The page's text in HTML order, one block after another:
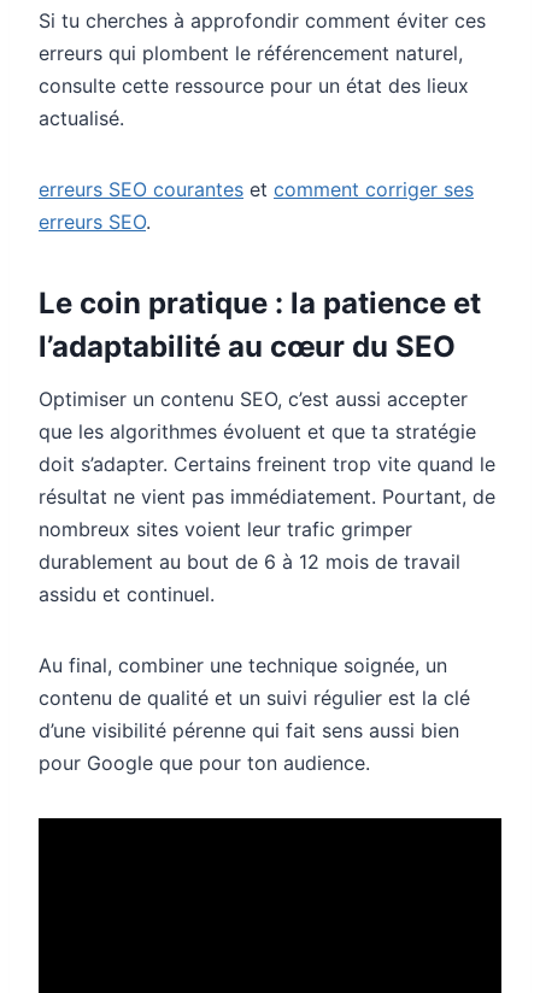
Si tu cherches à approfondir comment éviter ces
erreurs qui plombent le référencement naturel,
consulte cette ressource pour un état des lieux
actualisé.
erreurs SEO courantes et comment corriger ses
erreurs SEO.
Le coin pratique : la patience et
l’adaptabilité au cœur du SEO
Optimiser un contenu SEO, c’est aussi accepter
que les algorithmes évoluent et que ta stratégie
doit s’adapter. Certains freinent trop vite quand le
résultat ne vient pas immédiatement. Pourtant, de
nombreux sites voient leur trafic grimper
durablement au bout de 6 à 12 mois de travail
assidu et continuel.
Au final, combiner une technique soignée, un
contenu de qualité et un suivi régulier est la clé
d’une visibilité pérenne qui fait sens aussi bien
pour Google que pour ton audience.